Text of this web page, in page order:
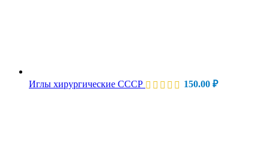
Иглы хирургические СССР 150.00 ₽